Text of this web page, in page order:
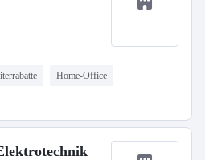
Home-Office